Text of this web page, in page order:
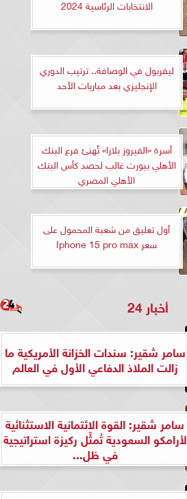
الانتخابات الرئاسية 2024
ليفربول في الوصافة.. ترتيب الدوري
الإنجليزي بعد مباريات الأحد
أسرة «الفيروز بلازا» تُهنئ فرع البنك
الأهلي ببورت غالب لحصد كأس البنك
الأهلي المصري
أول تعليق من شعبة المحمول على
سعر Iphone 15 pro max
أخبار 24
سامر شقير: سندات الخزانة الأمريكية ما
زالت الملاذ الدفاعي الأول في العالم
سامر شقير: القوة الائتمانية الاستثنائية
لأرامكو السعودية تُمثِّل ركيزة استراتيجية
في ظل...